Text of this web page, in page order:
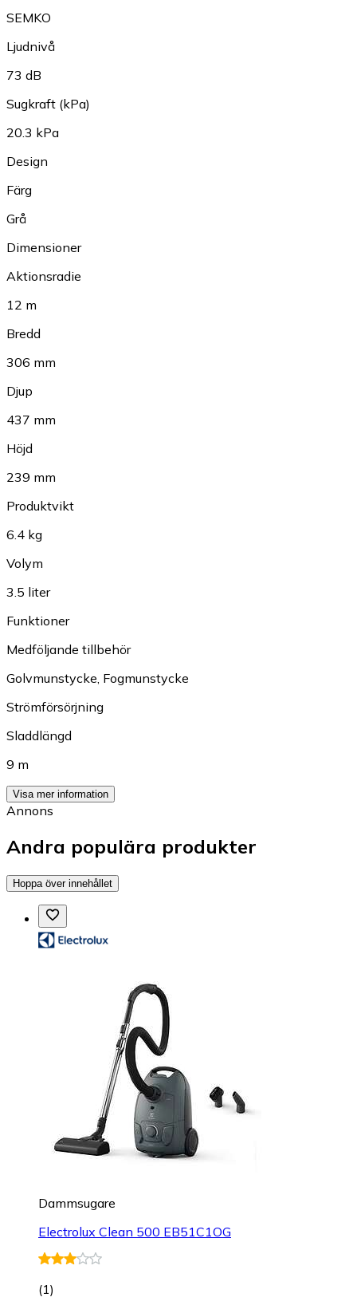
SEMKO
Ljudnivå
73 dB
Sugkraft (kPa)
20.3 kPa
Design
Färg
Grå
Dimensioner
Aktionsradie
12 m
Bredd
306 mm
Djup
437 mm
Höjd
239 mm
Produktvikt
6.4 kg
Volym
3.5 liter
Funktioner
Medföljande tillbehör
Golvmunstycke, Fogmunstycke
Strömförsörjning
Sladdlängd
9 m
Visa mer information
Annons
Andra populära produkter
Hoppa över innehållet
Dammsugare
Electrolux Clean 500 EB51C1OG
(1)